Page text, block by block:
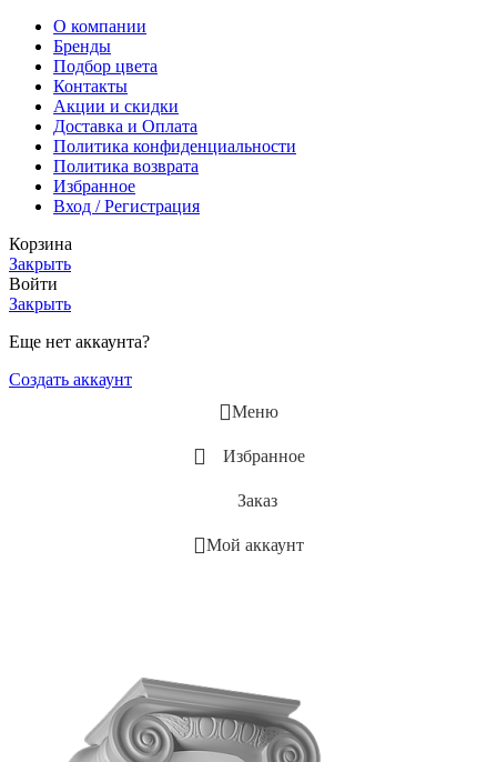
О компании
Бренды
Подбор цвета
Контакты
Акции и скидки
Доставка и Оплата
Политика конфиденциальности
Политика возврата
Избранное
Вход / Регистрация
Корзина
Закрыть
Войти
Закрыть
Еще нет аккаунта?
Создать аккаунт
Меню
Избранное
Заказ
Мой аккаунт